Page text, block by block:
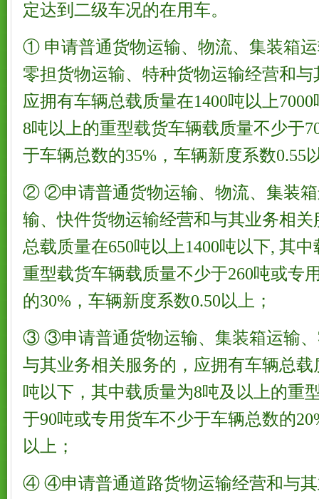
定达到二级车况的在用车。
① 申请普通货物运输、物流、集装箱
零担货物运输、特种货物运输经营和
应拥有车辆总载质量在1400吨以上
8吨以上的重型载货车辆载质量不少于
于车辆总数的35%，车辆新度系数0.55
② ②申请普通货物运输、物流、集装
输、快件货物运输经营和与其业务相
总载质量在650吨以上1400吨以下, 其
重型载货车辆载质量不少于260吨或专
的30%，车辆新度系数0.50以上；
③ ③申请普通货物运输、集装箱运输
与其业务相关服务的，应拥有车辆总载
吨以下，其中载质量为8吨及以上的重
于90吨或专用货车不少于车辆总数的
以上；
④ ④申请普通道路货物运输经营和与